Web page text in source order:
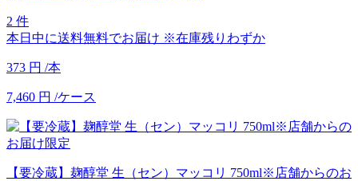
2 件
本日中に送料無料でお届け ※在庫残りわずか
373 円 /本
7,460 円 /ケース
【要冷蔵】麹醇堂 生（セン）マッコリ 750ml※店舗からのお